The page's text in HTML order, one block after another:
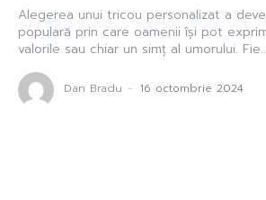
Alegerea unui tricou personalizat a
populară prin care oamenii își pot
valorile sau chiar un simț al umorului.
Dan Bradu - 16 octombrie 2024